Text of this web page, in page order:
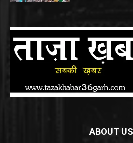
ABOUT US